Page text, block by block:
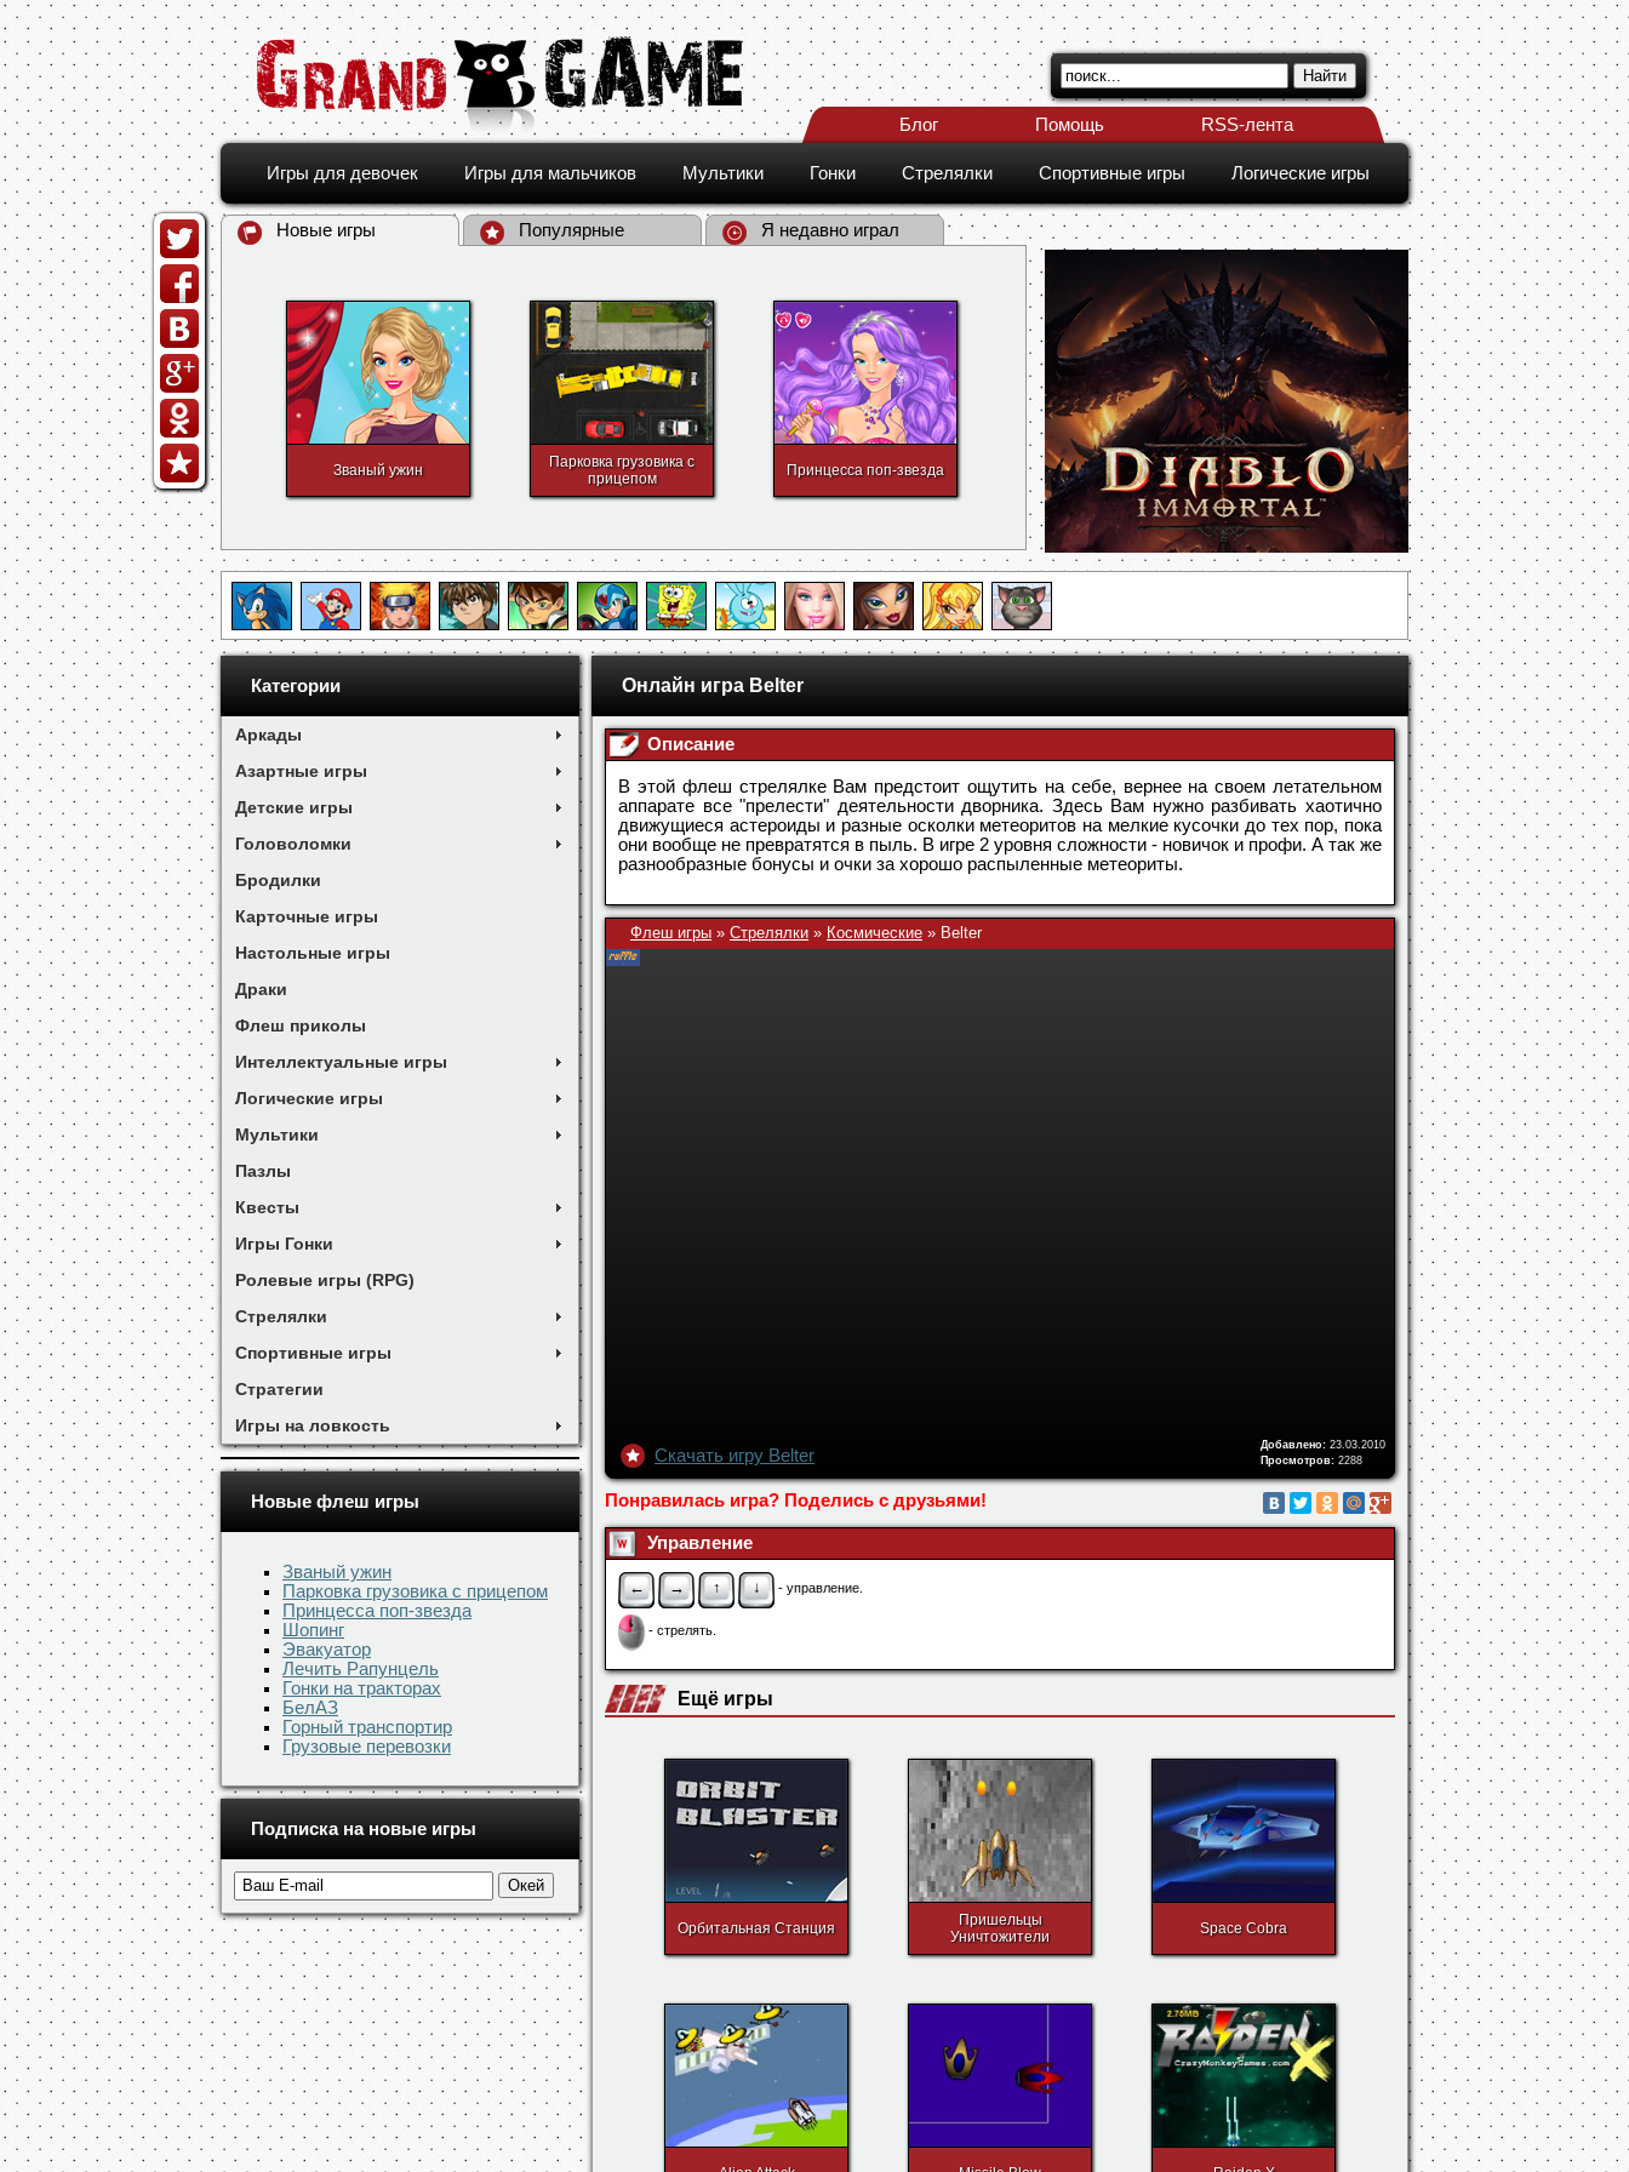
Блог Помощь RSS-лента
Игры для девочек Игры для мальчиков Мультики Гонки Стрелялки Спортивные игры Логические игры
Новые игры Популярные Я недавно играл
Званый ужин
Парковка грузовика с
прицепом
Принцесса поп-звезда
Категории
Аркады
Азартные игры
Детские игры
Головоломки
Бродилки
Карточные игры
Настольные игры
Драки
Флеш приколы
Интеллектуальные игры
Логические игры
Мультики
Пазлы
Квесты
Игры Гонки
Ролевые игры (RPG)
Стрелялки
Спортивные игры
Стратегии
Игры на ловкость
Новые флеш игры
Званый ужин
Парковка грузовика с прицепом
Принцесса поп-звезда
Шопинг
Эвакуатор
Лечить Рапунцель
Гонки на тракторах
БелАЗ
Горный транспортир
Грузовые перевозки
Подписка на новые игры
Онлайн игра Belter
Описание
В этой флеш стрелялке Вам предстоит ощутить на себе, вернее на своем летательном
аппарате все "прелести" деятельности дворника. Здесь Вам нужно разбивать хаотично
движущиеся астероиды и разные осколки метеоритов на мелкие кусочки до тех пор, пока
они вообще не превратятся в пыль. В игре 2 уровня сложности - новичок и профи. А так же
разнообразные бонусы и очки за хорошо распыленные метеориты.
Флеш игры » Стрелялки » Космические » Belter
Скачать игру Belter
Просмотров:2288
Понравилась игра? Поделись с друзьями!
← → ↑
Ещё игры
Орбитальная Станция
Уничтожители
Space Cobra